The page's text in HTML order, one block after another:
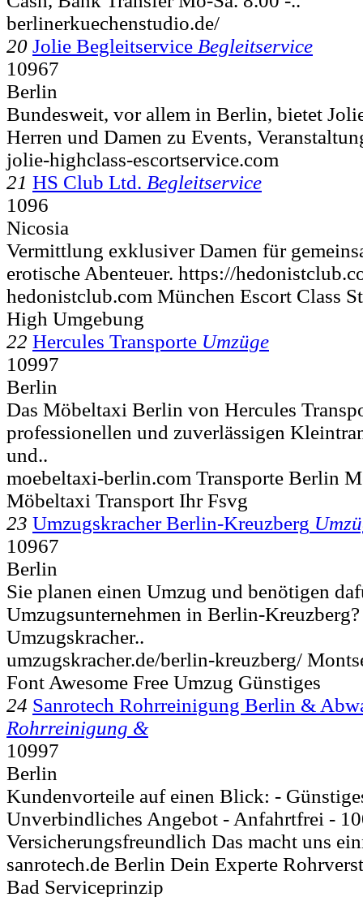
berlinerkuechenstudio.de/
20 Jolie Begleitservice Begleitservice
10967
Berlin
Bundesweit, vor allem in Berlin, bietet
Herren und Damen zu Events,
jolie-highclass-escortservice.com
21 HS Club Ltd. Begleitservice
1096
Nicosia
Vermittlung exklusiver Damen für
erotische Abenteuer. https://
hedonistclub.com München Escort Class
High Umgebung
22 Hercules Transporte Umzüge
10997
Berlin
Das Möbeltaxi Berlin von Hercules
professionellen und zuverlässigen
und..
moebeltaxi-berlin.com Transporte Berlin
Möbeltaxi Transport Ihr Fsvg
23 Umzugskracher Berlin-Kreuzberg
10967
Berlin
Sie planen einen Umzug und benötigen
Umzugsunternehmen in Berlin-
Umzugskracher..
umzugskracher.de/berlin-kreuzberg/
Font Awesome Free Umzug Günstiges
24 Sanrotech Rohrreinigung Berlin &
Rohrreinigung &
10997
Berlin
Kundenvorteile auf einen Blick: -
Unverbindliches Angebot - Anfahrtfrei -
Versicherungsfreundlich Das macht uns
sanrotech.de Berlin Dein Experte
Bad Serviceprinzip